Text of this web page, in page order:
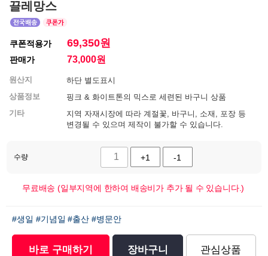
끌레망스
쿠폰적용가 69,350원
판매가 73,000원
원산지
하단 별도표시
상품정보
핑크 & 화이트톤의 믹스로 세련된 바구니 상품
기타
지역 자재시장에 따라 계절꽃, 바구니, 소재, 포장 등
변경될 수 있으며 제작이 불가할 수 있습니다.
수량 +1 -1
무료배송 (일부지역에 한하여 배송비가 추가 될 수 있습니다.)
#생일 #기념일 #출산 #병문안
바로 구매하기 장바구니 관심상품